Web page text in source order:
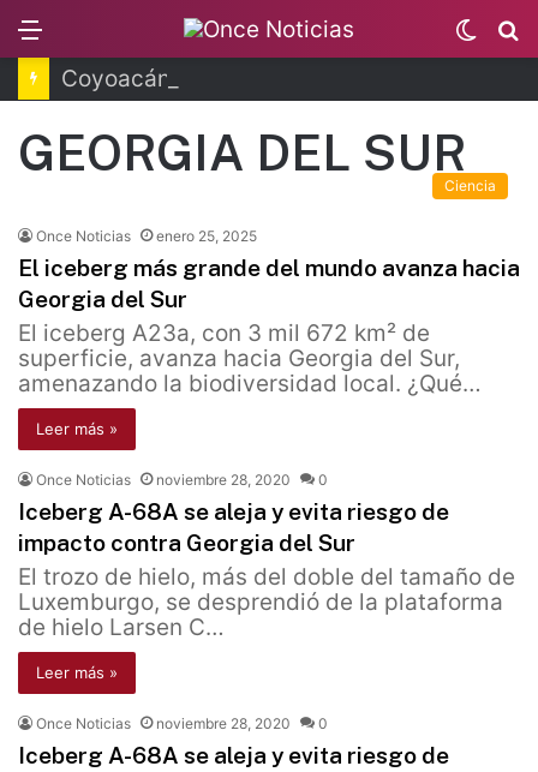
Switch
skin
GEORGIA DEL SUR
Ciencia
Once Noticias enero 25, 2025
El iceberg más grande del mundo avanza hacia
Georgia del Sur
El iceberg A23a, con 3 mil 672 km² de
superficie, avanza hacia Georgia del Sur,
amenazando la biodiversidad local. ¿Qué…
Leer más »
Once Noticias noviembre 28, 2020 0
Iceberg A-68A se aleja y evita riesgo de
impacto contra Georgia del Sur
El trozo de hielo, más del doble del tamaño de
Luxemburgo, se desprendió de la plataforma
de hielo Larsen C…
Leer más »
Once Noticias noviembre 28, 2020 0
Iceberg A-68A se aleja y evita riesgo de